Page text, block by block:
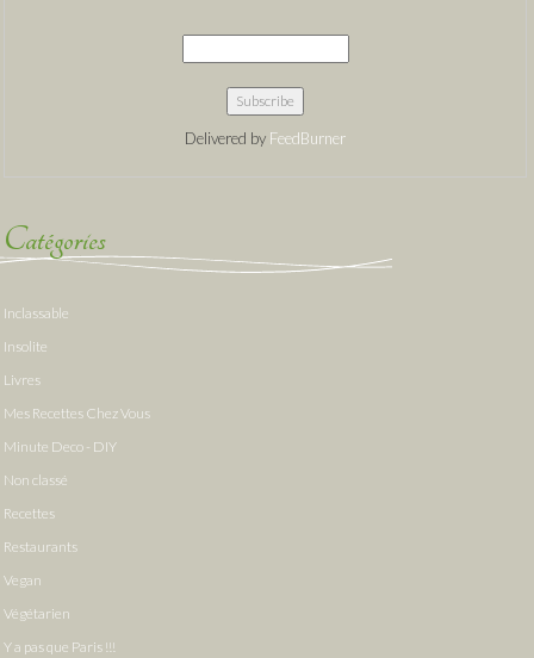
Delivered by FeedBurner
Catégories
Inclassable
Insolite
Livres
Mes Recettes Chez Vous
Minute Deco - DIY
Non classé
Recettes
Restaurants
Vegan
Végétarien
Y a pas que Paris !!!